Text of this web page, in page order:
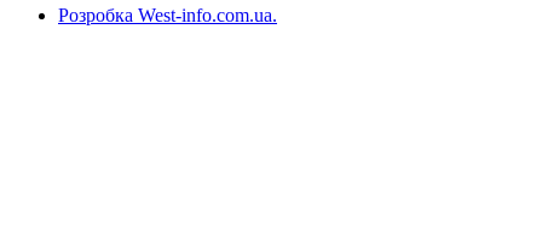
Розробка West-info.com.ua.